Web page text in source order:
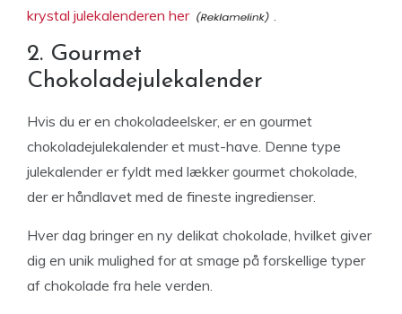
krystal julekalenderen her
.
2. Gourmet
Chokoladejulekalender
Hvis du er en chokoladeelsker, er en gourmet
chokoladejulekalender et must-have. Denne type
julekalender er fyldt med lækker gourmet chokolade,
der er håndlavet med de fineste ingredienser.
Hver dag bringer en ny delikat chokolade, hvilket giver
dig en unik mulighed for at smage på forskellige typer
af chokolade fra hele verden.